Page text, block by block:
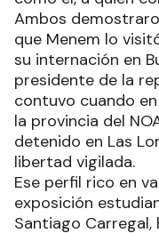
Ambos
que Menem lo
su internación en
presidente de la
contuvo cuando
la provincia del
detenido en Las
libertad vigilada.
Ese perfil rico en
exposición
Santiago Carregal,